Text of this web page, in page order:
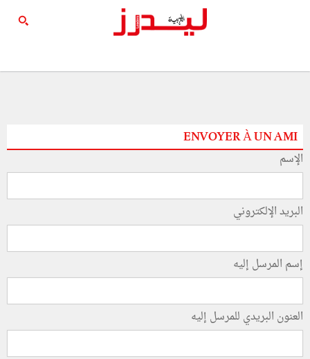
ENVOYER À UN AMI
الإسم
البريد الإلكتروني
إسم المرسل إليه
العنون البريدي للمرسل إليه